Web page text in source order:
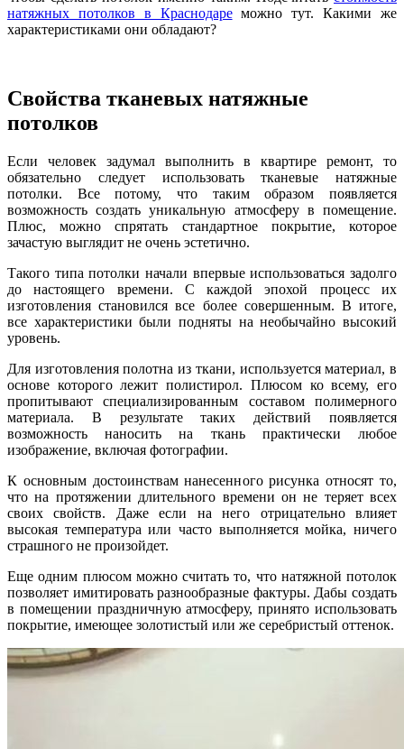
натяжных потолков в Краснодареможно тут. Какими же
характеристиками они обладают?
Свойства тканевых натяжные
потолков
Если человек задумал выполнить в квартире ремонт, то
обязательно следует использовать тканевые натяжные
потолки. Все потому, что таким образом появляется
возможность создать уникальную атмосферу в помещение.
Плюс, можно спрятать стандартное покрытие, которое
зачастую выглядит не очень эстетично.
Такого типа потолки начали впервые использоваться задолго
до настоящего времени. С каждой эпохой процесс их
изготовления становился все более совершенным. В итоге,
все характеристики были подняты на необычайно высокий
уровень.
Для изготовления полотна из ткани, используется материал, в
основе которого лежит полистирол. Плюсом ко всему, его
пропитывают специализированным составом полимерного
материала. В результате таких действий появляется
возможность наносить на ткань практически любое
изображение, включая фотографии.
К основным достоинствам нанесенного рисунка относят то,
что на протяжении длительного времени он не теряет всех
своих свойств. Даже если на него отрицательно влияет
высокая температура или часто выполняется мойка, ничего
страшного не произойдет.
Еще одним плюсом можно считать то, что натяжной потолок
позволяет имитировать разнообразные фактуры. Дабы создать
в помещении праздничную атмосферу, принято использовать
покрытие, имеющее золотистый или же серебристый оттенок.